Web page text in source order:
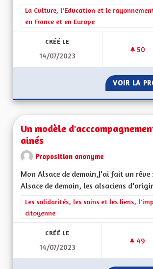
Filtrer les résultats de la catégorie : La
La Culture, l'Education et le
en France et en Europe
CRÉÉ LE
14/07/2023
50
VOIR LA
Un modèle
ainés
Proposition anonyme
Mon Alsace de demain,J'ai fait un rêve
Alsace de demain, les alsaciens
Filtrer les résultats de la catégorie :
Les solidarités, les soins et les liens,
citoyenne
CRÉÉ LE
14/07/2023
49